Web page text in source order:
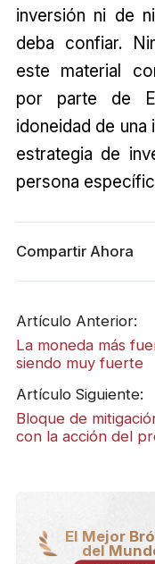
inversión ni de
deba confiar.
este material
por parte de
idoneidad de
estrategia de
persona
Compartir Ahora
Artículo Anterior:
La moneda más
siendo muy fuerte
Artículo Siguiente:
Bloque de
con la acción del
El Mejor
del